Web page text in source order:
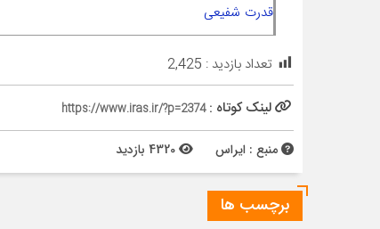
قدرت شفیعی
تعداد بازدید : 2,425
لینک کوتاه :https://www.iras.ir/?p=2374
منبع : ایراس
برچسب ها